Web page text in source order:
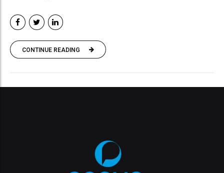
CONTINUE READING